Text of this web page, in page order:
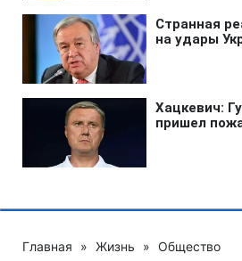
Главная » Жизнь » Общество